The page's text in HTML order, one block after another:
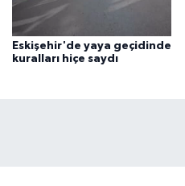
Eskişehir'de yaya geçidinde
kuralları hiçe saydı